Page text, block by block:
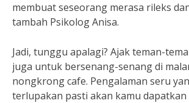
membuat seseorang merasa rileks
tambah Psikolog Anisa.
Jadi, tunggu apalagi? Ajak teman-
juga untuk bersenang-senang di
nongkrong cafe. Pengalaman seru
terlupakan pasti akan kamu dapatkan